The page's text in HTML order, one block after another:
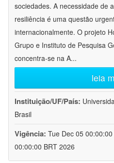
sociedades. A necessidade de
resiliência é uma questão
internacionalmente. O projeto
Grupo e Instituto de Pesquisa
concentra-se na A...
leia
Instituição/UF/País:
Brasil
Vigência: Tue Dec 05
00:00:00 BRT 2026